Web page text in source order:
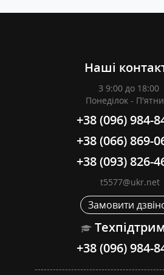
Наші
З 9:00 до 18:00
Понеділок -
+38 (096) 984-
+38 (066) 869-
+38 (093) 826-
t5577@ukr.net
Замовити
+38 (096) 984-